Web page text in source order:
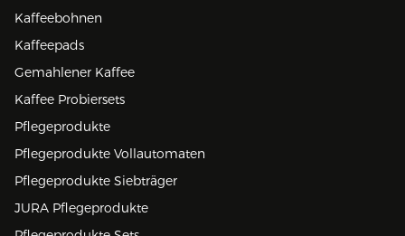
Kaffeebohnen
Kaffeepads
Gemahlener Kaffee
Kaffee Probiersets
Pflegeprodukte
Pflegeprodukte Vollautomaten
Pflegeprodukte Siebträger
JURA Pflegeprodukte